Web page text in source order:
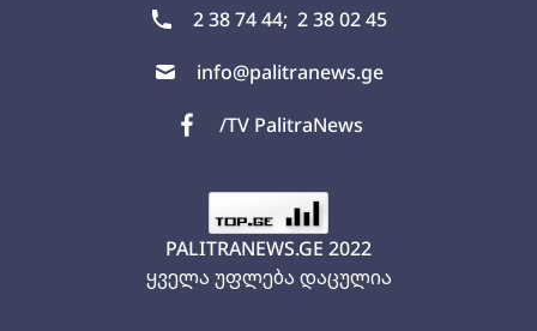
2 38 74 44; 2 38 02 45
info@palitranews.ge
/TV PalitraNews
PALITRANEWS.GE 2022
ყველა უფლება დაცულია